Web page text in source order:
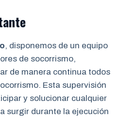
, disponemos de un equipo
de socorrismo,
de manera continua todos
Esta supervisión
y solucionar cualquier
surgir durante la ejecución